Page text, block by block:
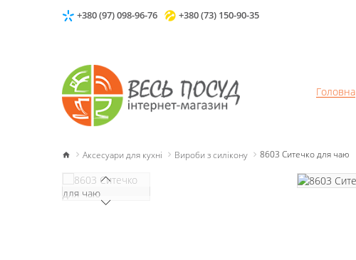
+380 (97) 098-96-76 +380 (73) 150-90-35
Головна
Аксесуари для кухні Вироби з силікону 8603 Ситечко для чаю